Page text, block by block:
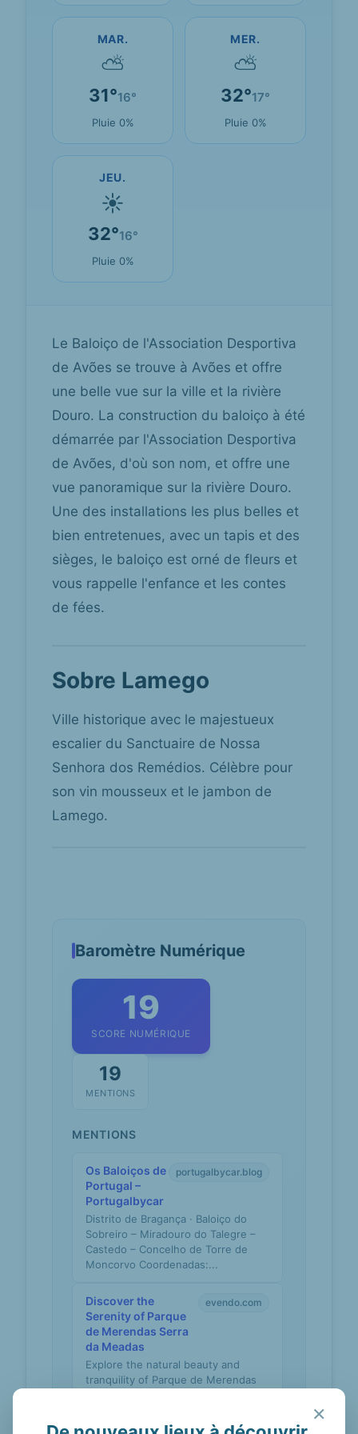
MAR.
⛅
31°16°
Pluie 0%
MER.
⛅
32°17°
Pluie 0%
JEU.
☀
32°16°
Pluie 0%
Le Baloiço de l'Association Desportiva
de Avões se trouve à Avões et offre
une belle vue sur la ville et la rivière
Douro. La construction du baloiço à été
démarrée par l'Association Desportiva
de Avões, d'où son nom, et offre une
vue panoramique sur la rivière Douro.
Une des installations les plus belles et
bien entretenues, avec un tapis et des
sièges, le baloiço est orné de fleurs et
vous rappelle l'enfance et les contes
de fées.
Sobre Lamego
Ville historique avec le majestueux
escalier du Sanctuaire de Nossa
Senhora dos Remédios. Célèbre pour
son vin mousseux et le jambon de
Lamego.
Baromètre Numérique
19
SCORE NUMÉRIQUE
19
MENTIONS
MENTIONS
Os Baloiços de
Portugal –
Portugalbycar
portugalbycar.blog
Distrito de Bragança · Baloiço do
Sobreiro – Miradouro do Talegre –
Castedo – Concelho de Torre de
Moncorvo Coordenadas:...
Discover the
Serenity of Parque
de Merendas Serra
da Meadas
evendo.com
Explore the natural beauty and
tranquility of Parque de Merendas
×